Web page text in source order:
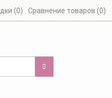
(0) Сравнение товаров (0)